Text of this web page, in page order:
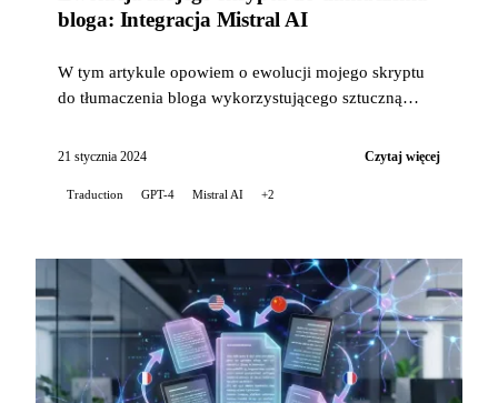
bloga: Integracja Mistral AI
W tym artykule opowiem o ewolucji mojego skryptu
do tłumaczenia bloga wykorzystującego sztuczną
21 stycznia 2024 Czytaj więcej
Traduction GPT-4 Mistral AI +2